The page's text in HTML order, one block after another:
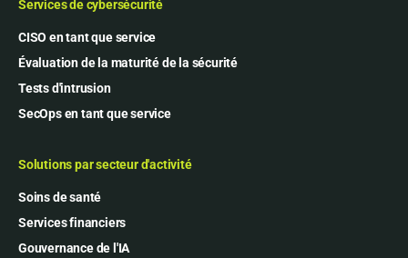
Services de cybersécurité
CISO en tant que service
Évaluation de la maturité de la sécurité
Tests d'intrusion
SecOps en tant que service
Solutions par secteur d'activité
Soins de santé
Services financiers
Gouvernance de l'IA